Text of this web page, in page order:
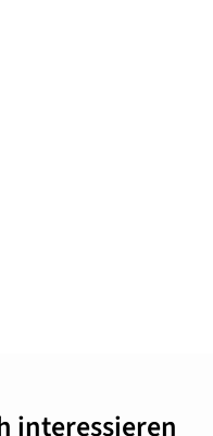
interessieren